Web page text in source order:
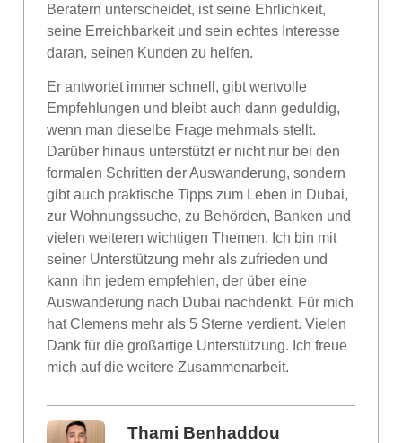
Beratern unterscheidet, ist seine Ehrlichkeit,
seine Erreichbarkeit und sein echtes Interesse
daran, seinen Kunden zu helfen.
Er antwortet immer schnell, gibt wertvolle
Empfehlungen und bleibt auch dann geduldig,
wenn man dieselbe Frage mehrmals stellt.
Darüber hinaus unterstützt er nicht nur bei den
formalen Schritten der Auswanderung, sondern
gibt auch praktische Tipps zum Leben in Dubai,
zur Wohnungssuche, zu Behörden, Banken und
vielen weiteren wichtigen Themen. Ich bin mit
seiner Unterstützung mehr als zufrieden und
kann ihn jedem empfehlen, der über eine
Auswanderung nach Dubai nachdenkt. Für mich
hat Clemens mehr als 5 Sterne verdient. Vielen
Dank für die großartige Unterstützung. Ich freue
mich auf die weitere Zusammenarbeit.
Thami Benhaddou